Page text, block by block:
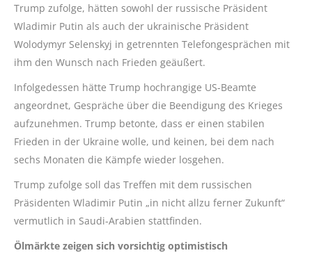
Trump zufolge, hätten sowohl der russische Präsident
Wladimir Putin als auch der ukrainische Präsident
Wolodymyr Selenskyj in getrennten Telefongesprächen mit
ihm den Wunsch nach Frieden geäußert.
Infolgedessen hätte Trump hochrangige US-Beamte
angeordnet, Gespräche über die Beendigung des Krieges
aufzunehmen. Trump betonte, dass er einen stabilen
Frieden in der Ukraine wolle, und keinen, bei dem nach
sechs Monaten die Kämpfe wieder losgehen.
Trump zufolge soll das Treffen mit dem russischen
Präsidenten Wladimir Putin „in nicht allzu ferner Zukunft“
vermutlich in Saudi-Arabien stattfinden.
Ölmärkte zeigen sich vorsichtig optimistisch